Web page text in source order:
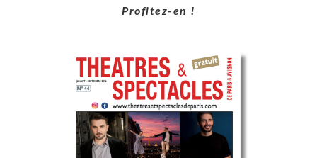
Profitez-en !